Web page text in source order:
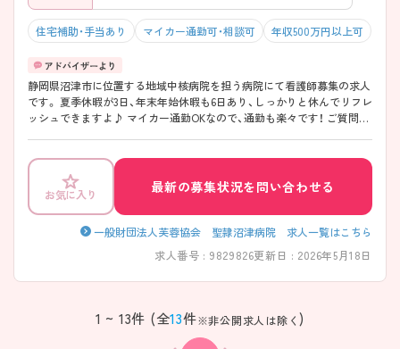
住宅補助・手当あり マイカー通勤可・相談可 年収500万円以上可
静岡県沼津市に位置する地域中核病院を担う病院にて看護師募集の求人
です。 夏季休暇が3日、年末年始休暇も6日あり、しっかりと休んでリフレ
ッシュできますよ♪ マイカー通勤OKなので、通勤も楽々です！ ご質問
お気に入り 最新の募集状況を問い合わせる
一般財団法人芙蓉協会 聖隷沼津病院 求人一覧はこちら
求人番号 : 9829826更新日 : 2026年5月18日
1 ~ 13件 (全13件※非公開求人は除く )